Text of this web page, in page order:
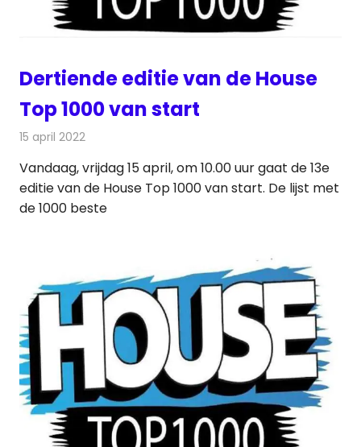
Dertiende editie van de House
Top 1000 van start
15 april 2022
Vandaag, vrijdag 15 april, om 10.00 uur gaat de 13e
editie van de House Top 1000 van start. De lijst met
de 1000 beste